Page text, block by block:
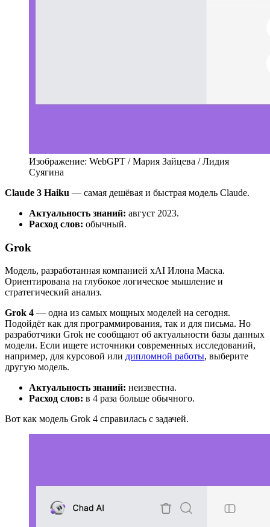
Изображение: WebGPT / Мария Зайцева / Лидия
Суягина
Claude 3 Haiku — самая дешёвая и быстрая модель Claude.
Актуальность знаний: август 2023.
Расход слов: обычный.
Grok
Модель, разработанная компанией xAI Илона Маска.
Ориентирована на глубокое логическое мышление и
стратегический анализ.
Grok 4 — одна из самых мощных моделей на сегодня.
Подойдёт как для программирования, так и для письма. Но
разработчики Grok не сообщают об актуальности базы данных
модели. Если ищете источники современных исследований,
например, для курсовой или дипломной работы, выберите
другую модель.
Актуальность знаний: неизвестна.
Расход слов: в 4 раза больше обычного.
Вот как модель Grok 4 справилась с задачей.